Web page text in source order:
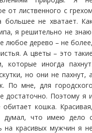
от лиственного с
большее не хватает.
я решительно не
любое дерево – не
А цветы – это
которые иногда
но они не пахнут,
По мне, для
достаточно. Поэтому я
кошка.
думал, что имею дело
на красивых мужчин я